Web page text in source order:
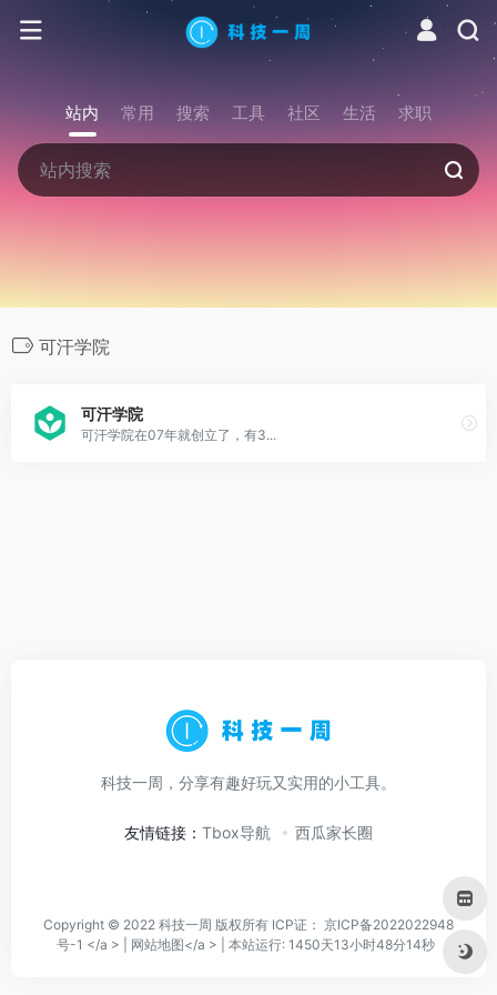
站内 常用 搜索 工具 社区 生活 求职
可汗学院
可汗学院
可汗学院在07年就创立了，有3...
科技一周，分享有趣好玩又实用的小工具。
友情链接： Tbox导航 西瓜家长圈
Copyright © 2022 科技一周 版权所有 ICP证： 京ICP备2022022948
号-1 </a > | 网站地图</a > | 本站运行: 1450天13小时48分14秒